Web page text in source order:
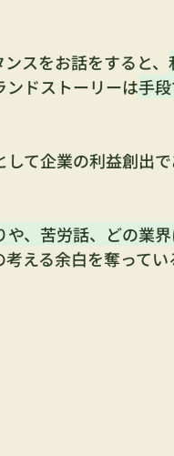
スをお話をすると、
ンドストーリーは手
て企業の利益創出
、苦労話、どの業
える余白を奪ってい